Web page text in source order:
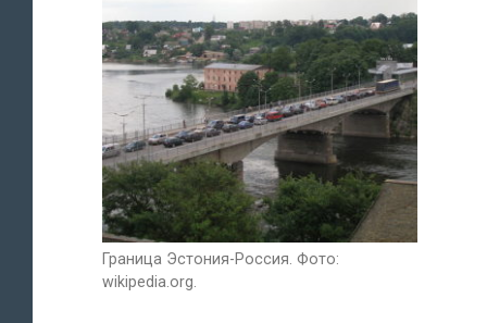
Граница Эстония-Россия. Фото:
wikipedia.org.